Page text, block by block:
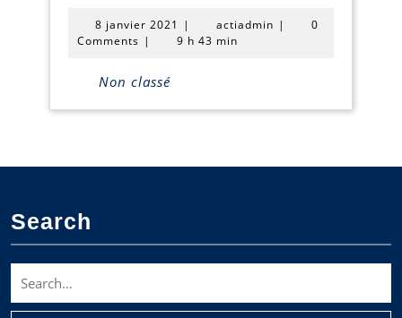
8 janvier 2021
janvier
| actiadmin actiadmin
|
0
Comments | 9 h 43 min
Non classé
Search
for: